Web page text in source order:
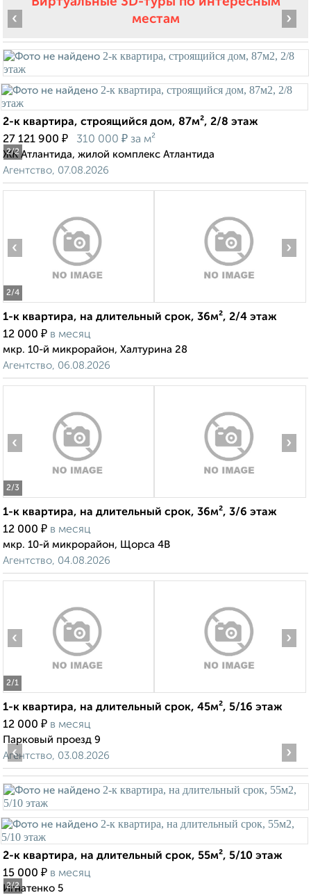
местам
2/2
‹ ›
2-к квартира, строящийся дом, 87м², 2/8 этаж
27 121 900 ₽ 310 000 ₽ за м²
ЖК Атлантида, жилой комплекс Атлантида
Агентство, 07.08.2026
2/4
‹ ›
1-к квартира, на длительный срок, 36м², 2/4 этаж
12 000 ₽ в месяц
мкр. 10-й микрорайон, Халтурина 28
Агентство, 06.08.2026
2/3
‹ ›
1-к квартира, на длительный срок, 36м², 3/6 этаж
12 000 ₽ в месяц
мкр. 10-й микрорайон, Щорса 4В
Агентство, 04.08.2026
2/1
‹ ›
1-к квартира, на длительный срок, 45м², 5/16 этаж
12 000 ₽ в месяц
Парковый проезд 9
Агентство, 03.08.2026
2/2
‹ ›
2-к квартира, на длительный срок, 55м², 5/10 этаж
15 000 ₽ в месяц
Игнатенко 5